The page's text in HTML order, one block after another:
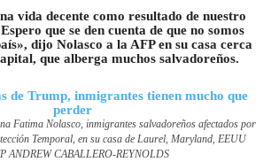
vida decente como resultado de nuestro
que se den cuenta de que no somos
dijo Nolasco a la AFP en su casa cerca
que alberga muchos salvadoreños.
Fatima Nolasco, inmigrantes salvadoreños afectados por
Temporal, en su casa de Laurel, Maryland, EEUU
ANDREW CABALLERO-REYNOLDS